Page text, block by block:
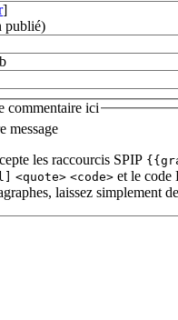
]
publié)
commentaire ici
message
les raccourcis SPIP
<quote> <code> et le
laissez simplement